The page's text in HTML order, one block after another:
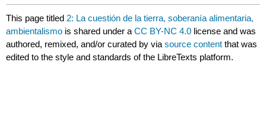
This page titled 2: La cuestión de la tierra, soberanía alimentaria,
ambientalismo is shared under aCC BY-NC 4.0 license and was
authored, remixed, and/or curated byviasource content that was
edited to the style and standards of the LibreTexts platform.